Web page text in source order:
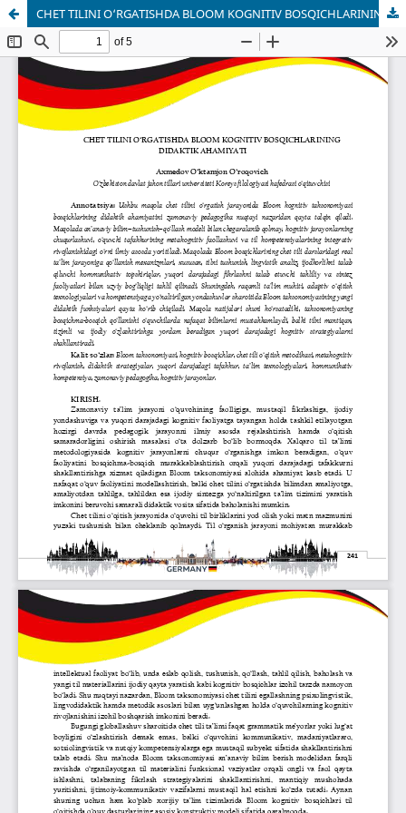
CHET TILINI O‘RGATISHDA BLOOM KOGNITIV BOSQICHLARINING DIDAKTIK AHAMIYATI